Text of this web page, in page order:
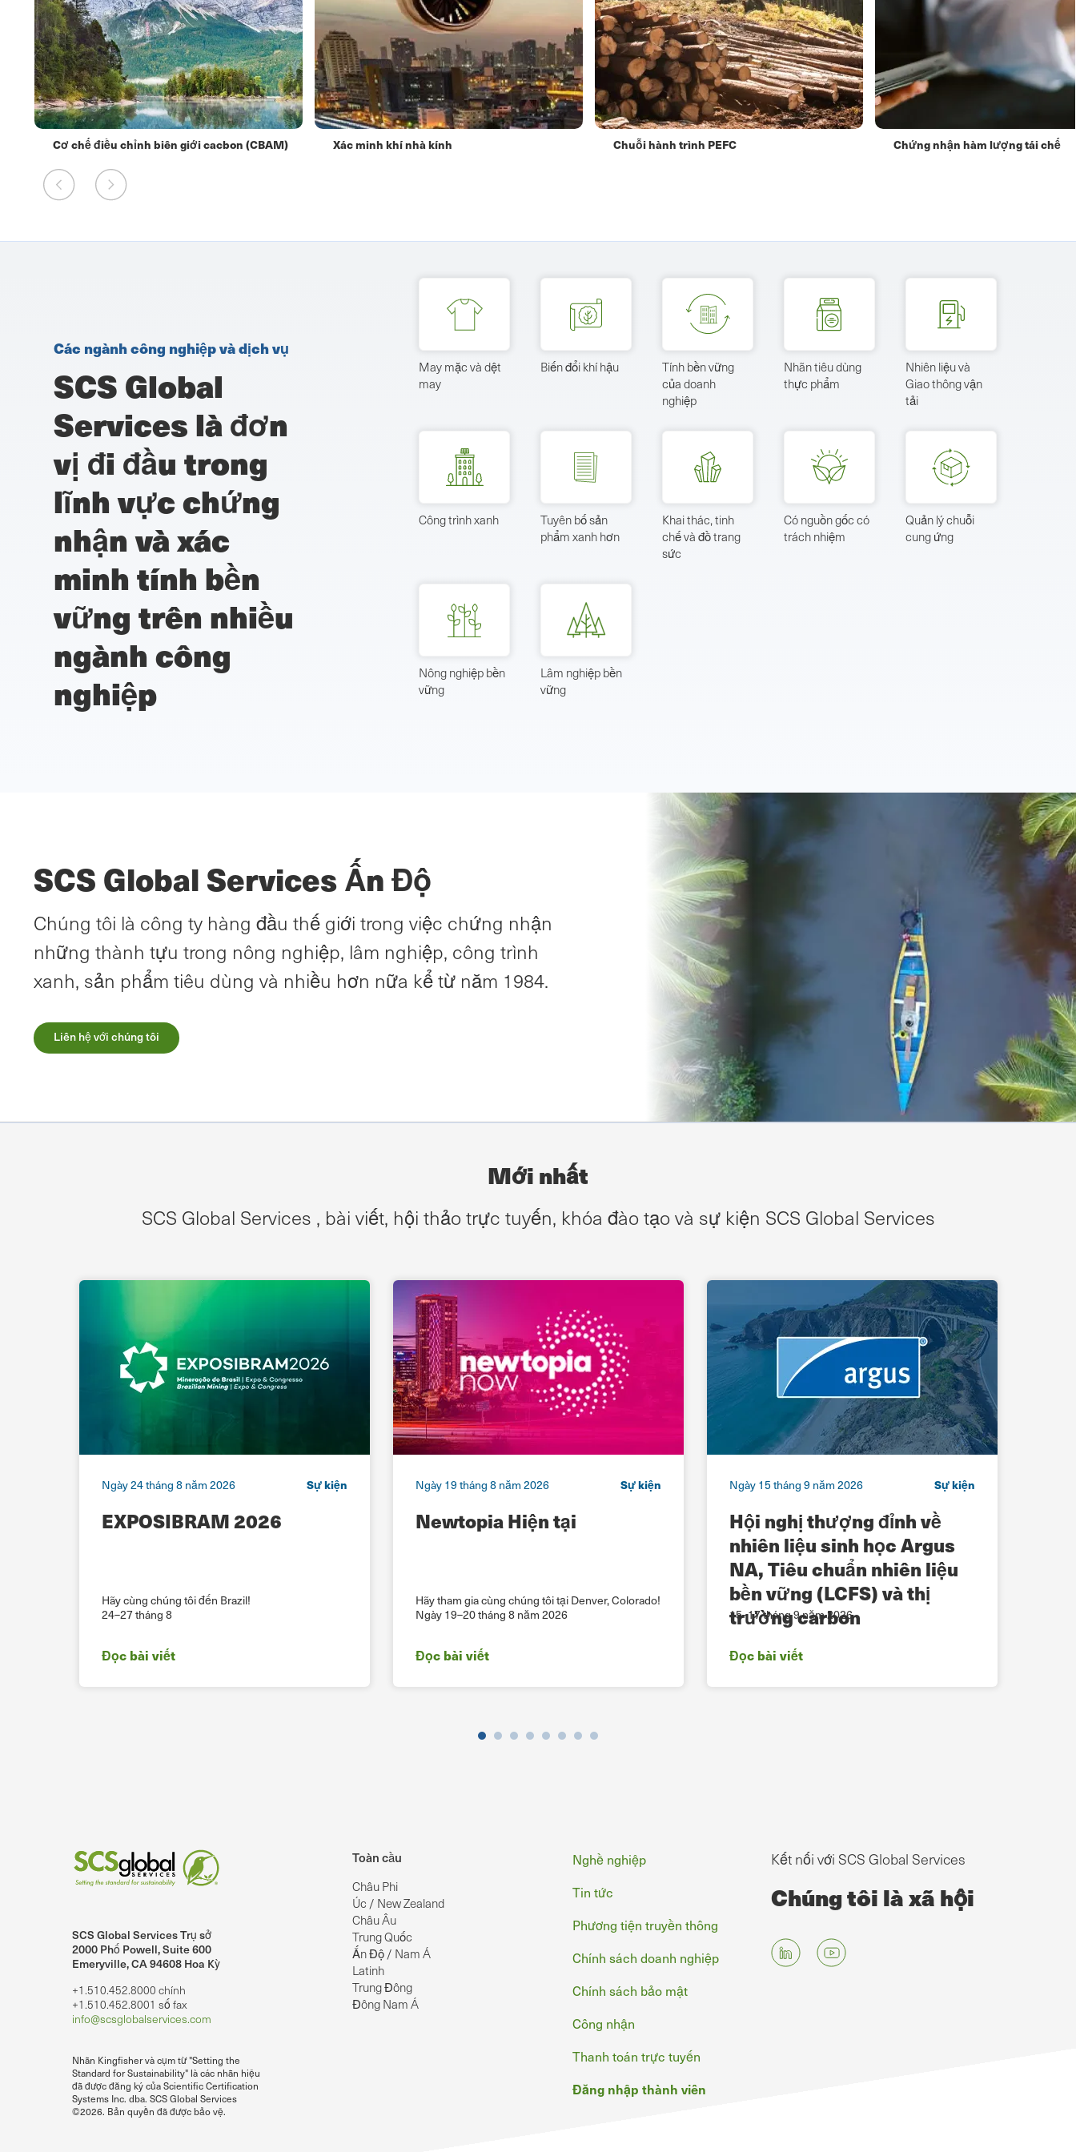
Cơ chế điều chỉnh biên giới cacbon (CBAM) Xác minh khí nhà kính Chuỗi hành trình PEFC Chứng nhận hàm lượng tái chế
Các ngành công nghiệp và dịch vụ
SCS Global
Services là đơn
vị đi đầu trong
lĩnh vực chứng
nhận và xác
minh tính bền
vững trên nhiều
ngành công
nghiệp
May mặc và dệt
may
Biến đổi khí hậu
Tính bền vững
của doanh
nghiệp
Nhãn tiêu dùng
thực phẩm
Nhiên liệu và
Giao thông vận
tải
Công trình xanh
Tuyên bố sản
phẩm xanh hơn
Khai thác, tinh
chế và đồ trang
sức
Có nguồn gốc có
trách nhiệm
Quản lý chuỗi
cung ứng
Nông nghiệp bền
vững
Lâm nghiệp bền
vững
SCS Global Services Ấn Độ
Chúng tôi là công ty hàng đầu thế giới trong việc chứng nhận
những thành tựu trong nông nghiệp, lâm nghiệp, công trình
xanh, sản phẩm tiêu dùng và nhiều hơn nữa kể từ năm 1984.
Liên hệ với chúng tôi
Mới nhất
SCS Global Services , bài viết, hội thảo trực tuyến, khóa đào tạo và sự kiện SCS Global Services
Ngày 24 tháng 8 năm 2026 Sự kiện
EXPOSIBRAM 2026
Hãy cùng chúng tôi đến Brazil!
24–27 tháng 8
Đọc bài viết
Ngày 19 tháng 8 năm 2026 Sự kiện
Newtopia Hiện tại
Hãy tham gia cùng chúng tôi tại Denver, Colorado!
Ngày 19–20 tháng 8 năm 2026
Đọc bài viết
Ngày 15 tháng 9 năm 2026 Sự kiện
Hội nghị thượng đỉnh về
nhiên liệu sinh học Argus
NA, Tiêu chuẩn nhiên liệu
bền vững (LCFS) và thị
trường carbon
15–17 tháng 9 năm 2026
Đọc bài viết
SCS Global Services Trụ sở
2000 Phố Powell, Suite 600
Emeryville, CA 94608 Hoa Kỳ
+1.510.452.8000 chính
+1.510.452.8001 số fax
info@scsglobalservices.com
Nhãn Kingfisher và cụm từ "Setting the
Standard for Sustainability" là các nhãn hiệu
đã được đăng ký của Scientific Certification
Systems Inc. dba. SCS Global Services
©2026. Bản quyền đã được bảo vệ.
Toàn cầu
Châu Phi
Úc / New Zealand
Châu Âu
Trung Quốc
Ấn Độ / Nam Á
Latinh
Trung Đông
Đông Nam Á
Chân
Nghề nghiệp
Tin tức
Phương tiện truyền thông
Chính sách doanh nghiệp
Chính sách bảo mật
Công nhận
Thanh toán trực tuyến
Đăng nhập thành viên
Kết nối với SCS Global Services
Chúng tôi là xã hội
trên LinkedIn.
SCS Global Services trên YouTube